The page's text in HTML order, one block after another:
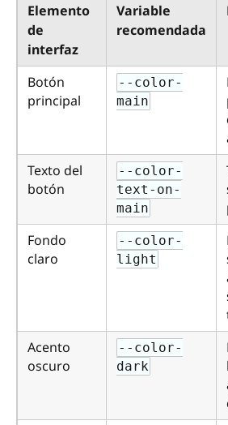
Elemento
de
interfaz
Variable
recomendada
Botón
principal
--color-
main
Texto del
botón
--color-
text-on-
main
Fondo
claro
--color-
light
Acento
oscuro
--color-
dark